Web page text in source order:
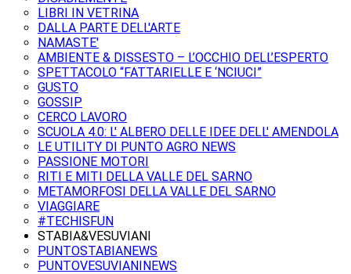
LIBRI IN VETRINA
DALLA PARTE DELL'ARTE
NAMASTE'
AMBIENTE & DISSESTO – L’OCCHIO DELL’ESPERTO
SPETTACOLO “FATTARIELLE E ‘NCIUCI”
GUSTO
GOSSIP
CERCO LAVORO
SCUOLA 4.0: L' ALBERO DELLE IDEE DELL' AMENDOLA
LE UTILITY DI PUNTO AGRO NEWS
PASSIONE MOTORI
RITI E MITI DELLA VALLE DEL SARNO
METAMORFOSI DELLA VALLE DEL SARNO
VIAGGIARE
#TECHISFUN
STABIA&VESUVIANI
PUNTOSTABIANEWS
PUNTOVESUVIANINEWS